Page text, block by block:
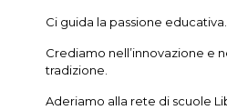
Ci guida la passione educativa.
Crediamo nell’innovazione e
tradizione.
Aderiamo alla rete di scuole